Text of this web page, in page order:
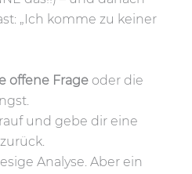
„Ich komme zu keiner
offene Frage oder die
und gebe dir eine
Analyse. Aber ein